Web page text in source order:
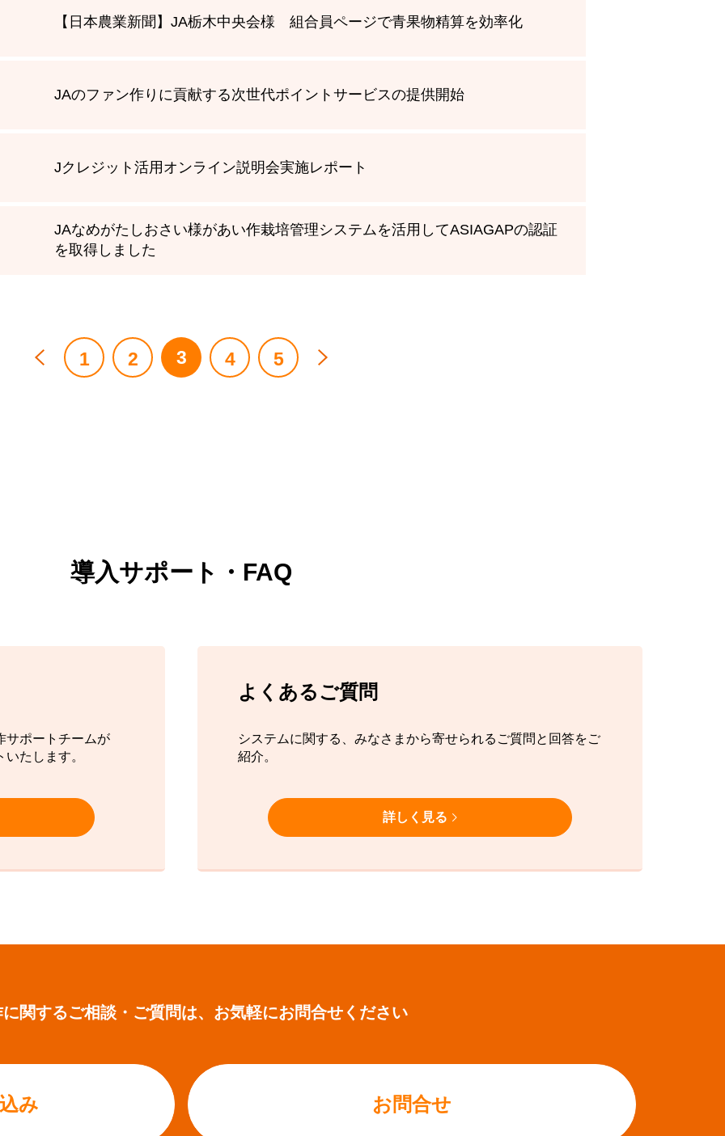
【日本農業新聞】JA栃木中央会様 組合員ページで青果物精算を効率化
JAのファン作りに貢献する次世代ポイントサービスの提供開始
Jクレジット活用オンライン説明会実施レポート
JAなめがたしおさい様があい作栽培管理システムを活用してASIAGAPの認証
を取得しました
1 2 3 4 5
導入サポート・FAQ
サポートチームが
たします。
よくあるご質問
システムに関する、みなさまから寄せられるご質問と回答をご
紹介。
詳しく見る
関するご相談・ご質問は、 お気軽にお問合せください
み お問合せ